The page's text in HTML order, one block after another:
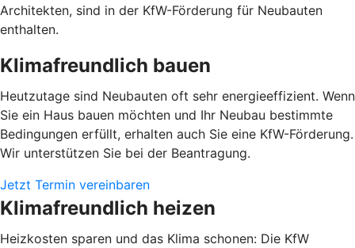
Architekten, sind in der KfW-Förderung für Neubauten
enthalten.
Klimafreundlich bauen
Heutzutage sind Neubauten oft sehr energieeffizient. Wenn
Sie ein Haus bauen möchten und Ihr Neubau bestimmte
Bedingungen erfüllt, erhalten auch Sie eine KfW-Förderung.
Wir unterstützen Sie bei der Beantragung.
Jetzt Termin vereinbaren
Klimafreundlich heizen
Heizkosten sparen und das Klima schonen: Die KfW